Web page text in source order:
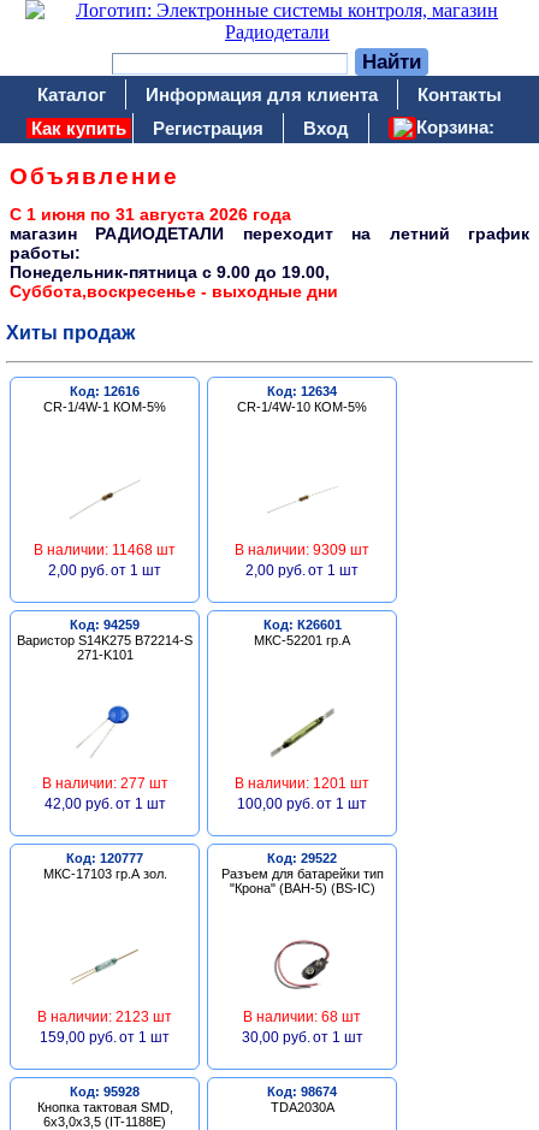
Каталог Информация для клиента
Контакты
Как купить
Регистрация Вход Корзина:
Объявление
С 1 июня по 31 августа 2026 года
магазин РАДИОДЕТАЛИ переходит на летний график
работы:
Понедельник-пятница c 9.00 до 19.00,
Суббота,воскресенье - выходные дни
Хиты продаж
Код: 12616
CR-1/4W-1 КОМ-5%
В наличии: 11468 шт
2,00 руб. от 1 шт
Код: 12634
CR-1/4W-10 КОМ-5%
В наличии: 9309 шт
2,00 руб. от 1 шт
Код: 94259
Варистор S14K275 B72214-S
271-K101
В наличии: 277 шт
42,00 руб. от 1 шт
Код: К26601
МКС-52201 гр.А
В наличии: 1201 шт
100,00 руб. от 1 шт
Код: 120777
МКС-17103 гр.А зол.
В наличии: 2123 шт
159,00 руб. от 1 шт
Код: 29522
Разъем для батарейки тип
"Крона" (BAH-5) (BS-IC)
В наличии: 68 шт
30,00 руб. от 1 шт
Код: 95928
Кнопка тактовая SMD,
6х3,0х3,5 (IT-1188E)
Код: 98674
TDA2030A